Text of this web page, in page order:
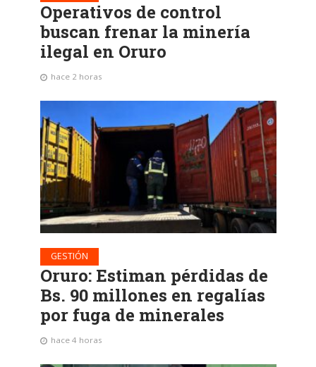
Operativos de control
buscan frenar la minería
ilegal en Oruro
hace 2 horas
GESTIÓN
Oruro: Estiman pérdidas de
Bs. 90 millones en regalías
por fuga de minerales
hace 4 horas